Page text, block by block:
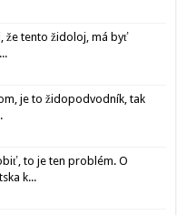
že tento židoloj, má byť
je to židopodvodník, tak
to je ten problém. O
k...